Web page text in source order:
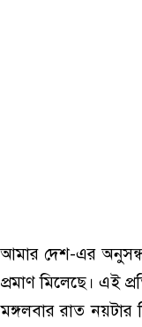
আমার দেশ-এর
প্রমাণ মিলেছে। এই
মঙ্গলবার রাত